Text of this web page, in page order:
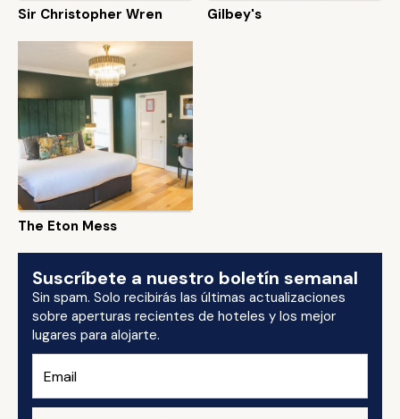
Sir Christopher Wren Gilbey's
The Eton Mess
Suscríbete a nuestro boletín semanal
Sin spam. Solo recibirás las últimas actualizaciones
sobre aperturas recientes de hoteles y los mejor
lugares para alojarte.